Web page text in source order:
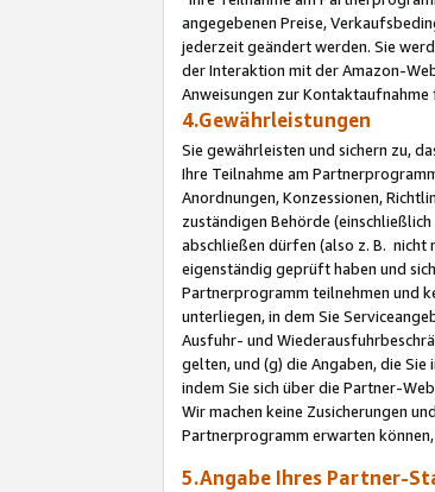
angegebenen Preise,
jederzeit geändert werden. Sie
der Interaktion mit der Amazon-
Anweisungen zur
4.Gewährleistungen
Sie gewährleisten und sichern zu,
Ihre Teilnahme am
Anordnungen, Konzessionen,
zuständigen Behörde
abschließen dürfen (also z. B. nicht
eigenständig geprüft haben und
Partnerprogramm teilnehmen und
unterliegen, in dem Sie
Ausfuhr- und
gelten, und (g) die Angaben, die
indem Sie sich über die Partner-
Wir machen keine Zusicherungen
Partnerprogramm erwarten
5.Angabe Ihres Partner-